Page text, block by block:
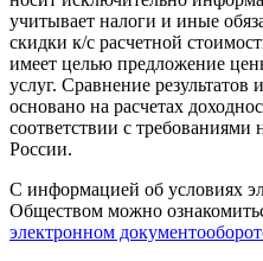
учитывает налоги и иные
скидки к/с расчетной
имеет целью предложение
услуг. Сравнение
основано на расчетах
соответствии с
России.
С информацией об условиях
Обществом можно
электронном